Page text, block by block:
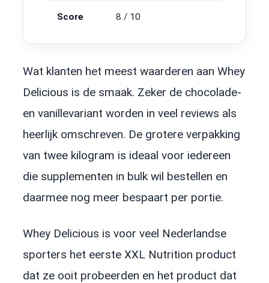
Score 8 / 10
Wat klanten het meest waarderen aan Whey
Delicious is de smaak. Zeker de chocolade-
en vanillevariant worden in veel reviews als
heerlijk omschreven. De grotere verpakking
van twee kilogram is ideaal voor iedereen
die supplementen in bulk wil bestellen en
daarmee nog meer bespaart per portie.
Whey Delicious is voor veel Nederlandse
sporters het eerste XXL Nutrition product
dat ze ooit probeerden en het product dat